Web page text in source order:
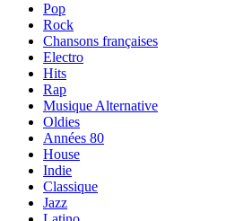
Pop
Rock
Chansons françaises
Electro
Hits
Rap
Musique Alternative
Oldies
Années 80
House
Indie
Classique
Jazz